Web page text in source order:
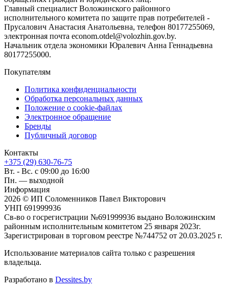
Главный специалист Воложинского районного
исполнительного комитета по защите прав потребителей -
Прусалович Анастасия Анатольевна, телефон 80177255069,
электронная почта econom.otdel@volozhin.gov.by.
Начальник отдела экономики Юралевич Анна Геннадьевна
80177255000.
Покупателям
Политика конфиденциальности
Обработка персональных данных
Положение о cookie-файлах
Электронное обращение
Бренды
Публичный договор
Контакты
+375 (29) 630-76-75
Вт. - Вс. с 09:00 до 16:00
Пн. — выходной
Информация
2026 © ИП Соломенников Павел Викторович
УНП 691999936
Св-во о госрегистрации №691999936 выдано Воложинским
районным исполнительным комитетом 25 января 2023г.
Зарегистрирован в торговом реестре №744752 от 20.03.2025 г.
Использование материалов сайта только с разрешения
владельца.
Разработано в Dessites.by